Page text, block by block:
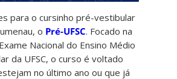
para o cursinho pré-vestibular
o Pré-UFSC. Focado na
Nacional do Ensino Médio
da UFSC, o curso é voltado
no último ano ou que já